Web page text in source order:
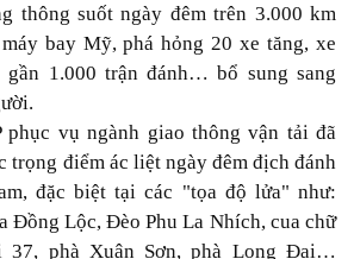
thông suốt ngày đêm trên 3.000 km
bay Mỹ, phá hỏng 20 xe tăng, xe
1.000 trận đánh… bổ sung sang
phục vụ ngành giao thông vận tải đã
trọng điểm ác liệt ngày đêm địch đánh
đặc biệt tại các "tọa độ lửa" như:
Đồng Lộc, Đèo Phu La Nhích, cua chữ
37, phà Xuân Sơn, phà Long Đại…